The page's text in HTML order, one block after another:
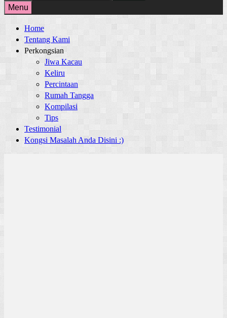
for:
Menu
Home
Tentang Kami
Perkongsian
Jiwa Kacau
Keliru
Percintaan
Rumah Tangga
Kompilasi
Tips
Testimonial
Kongsi Masalah Anda Disini :)